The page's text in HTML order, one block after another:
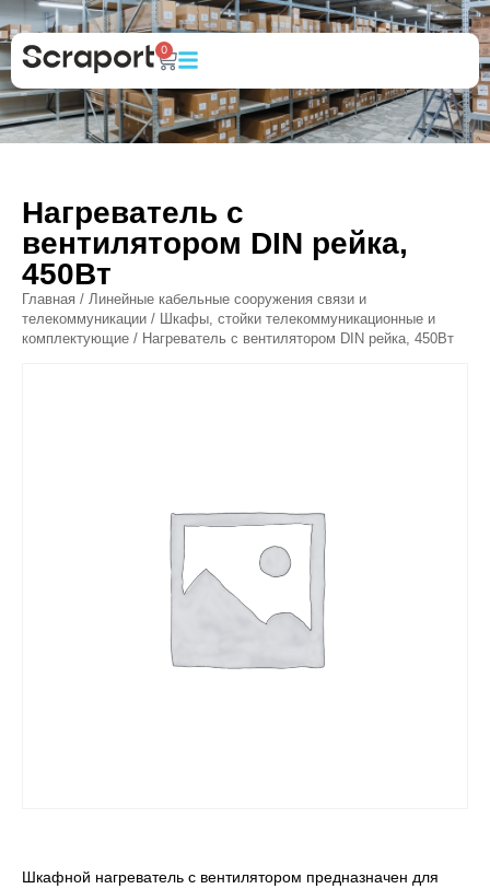
0
Нагреватель с
вентилятором DIN рейка,
450Вт
Главная / Линейные кабельные сооружения связи и
телекоммуникации / Шкафы, стойки телекоммуникационные и
комплектующие / Нагреватель с вентилятором DIN рейка, 450Вт
Шкафной нагреватель с вентилятором предназначен для